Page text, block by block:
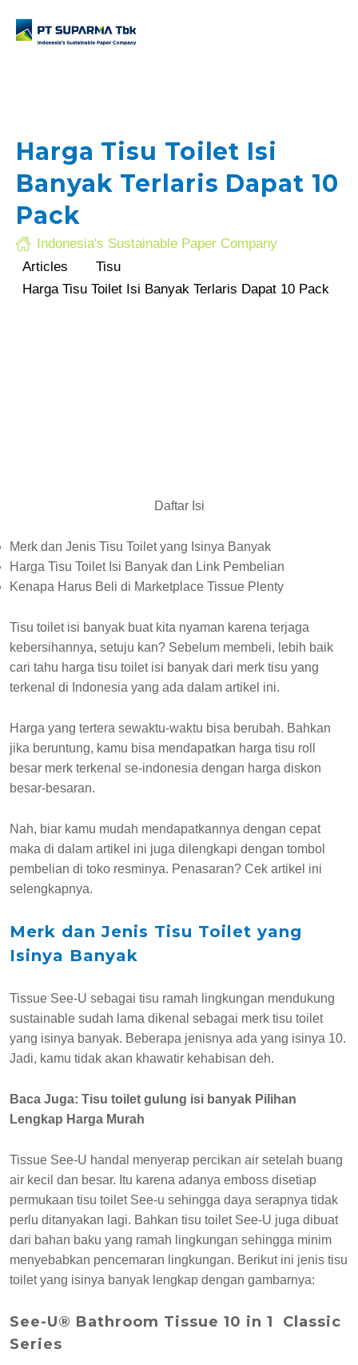
Harga Tisu Toilet Isi
Banyak Terlaris Dapat 10
Pack
Indonesia's Sustainable Paper Company
Articles
Tisu
Harga Tisu Toilet Isi Banyak Terlaris Dapat 10 Pack
Daftar Isi
Merk dan Jenis Tisu Toilet yang Isinya Banyak
Harga Tisu Toilet Isi Banyak dan Link Pembelian
Kenapa Harus Beli di Marketplace Tissue Plenty
Tisu toilet isi banyak buat kita nyaman karena terjaga
kebersihannya, setuju kan? Sebelum membeli, lebih baik
cari tahu harga tisu toilet isi banyak dari merk tisu yang
terkenal di Indonesia yang ada dalam artikel ini.
Harga yang tertera sewaktu-waktu bisa berubah. Bahkan
jika beruntung, kamu bisa mendapatkan harga tisu roll
besar merk terkenal se-indonesia dengan harga diskon
besar-besaran.
Nah, biar kamu mudah mendapatkannya dengan cepat
maka di dalam artikel ini juga dilengkapi dengan tombol
pembelian di toko resminya. Penasaran? Cek artikel ini
selengkapnya.
Merk dan Jenis Tisu Toilet yang
Isinya Banyak
Tissue See-U sebagai tisu ramah lingkungan mendukung
sustainable sudah lama dikenal sebagai merk tisu toilet
yang isinya banyak. Beberapa jenisnya ada yang isinya 10.
Jadi, kamu tidak akan khawatir kehabisan deh.
Baca Juga: Tisu toilet gulung isi banyak Pilihan
Lengkap Harga Murah
Tissue See-U handal menyerap percikan air setelah buang
air kecil dan besar. Itu karena adanya emboss disetiap
permukaan tisu toilet See-u sehingga daya serapnya tidak
perlu ditanyakan lagi. Bahkan tisu toilet See-U juga dibuat
dari bahan baku yang ramah lingkungan sehingga minim
menyebabkan pencemaran lingkungan. Berikut ini jenis tisu
toilet yang isinya banyak lengkap dengan gambarnya:
See-U® Bathroom Tissue 10 in 1 Classic
Series